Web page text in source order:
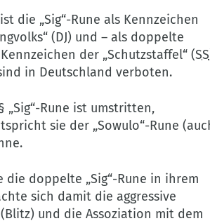
die „Sig“-Rune als Kennzeichen
(DJ) und – als doppelte
Kennzeichen der „Schutzstaffel“ (SS
in Deutschland verboten.
„Sig“-Rune ist umstritten,
sie der „Sowulo“-Rune
die doppelte „Sig“-Rune in ihrem
sich damit die aggressive
und die Assoziation mit dem